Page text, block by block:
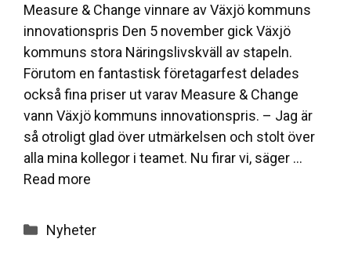
Measure & Change vinnare av Växjö kommuns
innovationspris Den 5 november gick Växjö
kommuns stora Näringslivskväll av stapeln.
Förutom en fantastisk företagarfest delades
också fina priser ut varav Measure & Change
vann Växjö kommuns innovationspris. – Jag är
så otroligt glad över utmärkelsen och stolt över
alla mina kollegor i teamet. Nu firar vi, säger …
Read more
Categories
Nyheter